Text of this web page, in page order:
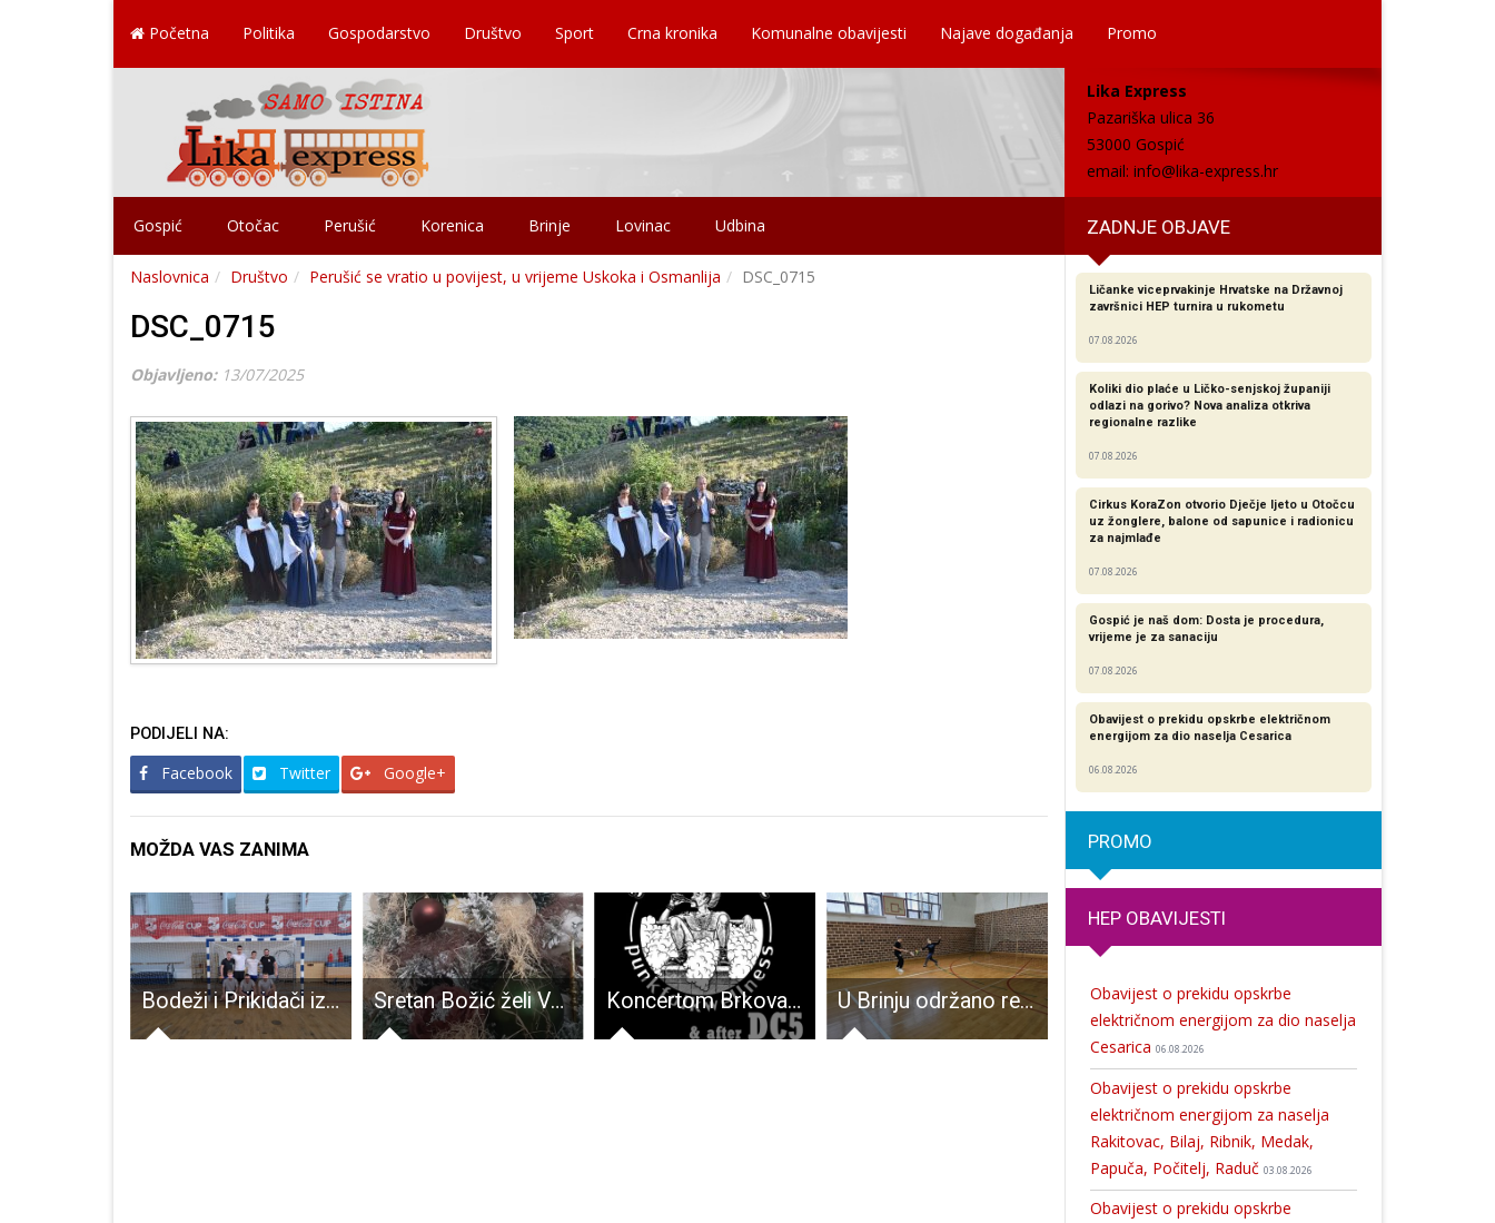
Početna Politika Gospodarstvo Društvo Sport Crna kronika Komunalne obavijesti Najave događanja Promo
Lika Express
Pazariška ulica 36
53000 Gospić
email: info@lika-express.hr
Gospić Otočac Perušić Korenica Brinje Lovinac Udbina ZADNJE OBJAVE
Naslovnica Društvo Perušić se vratio u povijest, u vrijeme Uskoka i Osmanlija DSC_0715
DSC_0715
Objavljeno: 13/07/2025
PODIJELI NA:
Facebook Twitter Google+
MOŽDA VAS ZANIMA
Bodeži i Prikidači iz Gospića idu na županijsku završnicu malonogometnog turnira Coca cola cup Sretan Božić želi Vam Lika-express!!! Koncertom Brkova i gospićke grupe DC5 u petak 5.srpnja starta ovogodišnji GROCKS U Brinju održano rekreativno druženje uz pickleball Na kraju prošle godine u Gospiću registrirano 349 obrta
Ličanke viceprvakinje Hrvatske na Državnoj
završnici HEP turnira u rukometu
07.08.2026
Koliki dio plaće u Ličko-senjskoj županiji
odlazi na gorivo? Nova analiza otkriva
regionalne razlike​
07.08.2026
Cirkus KoraZon otvorio Dječje ljeto u Otočcu
uz žonglere, balone od sapunice i radionicu
za najmlađe
07.08.2026
Gospić je naš dom: Dosta je procedura,
vrijeme je za sanaciju
07.08.2026
Obavijest o prekidu opskrbe električnom
energijom za dio naselja Cesarica
06.08.2026
PROMO
HEP OBAVIJESTI
Obavijest o prekidu opskrbe
električnom energijom za dio naselja
Cesarica 06.08.2026
Obavijest o prekidu opskrbe
električnom energijom za naselja
Rakitovac, Bilaj, Ribnik, Medak,
Papuča, Počitelj, Raduč 03.08.2026
Obavijest o prekidu opskrbe